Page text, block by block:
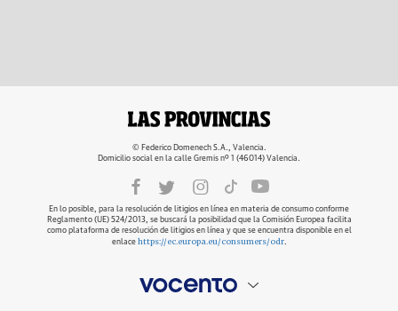
© Federico Domenech S.A., Valencia.
Domicilio social en la calle Gremis nº 1 (46014) Valencia.
En lo posible, para la resolución de litigios en línea en materia de consumo conforme
Reglamento (UE) 524/2013, se buscará la posibilidad que la Comisión Europea facilita
como plataforma de resolución de litigios en línea y que se encuentra disponible en el
enlace https://ec.europa.eu/consumers/odr.